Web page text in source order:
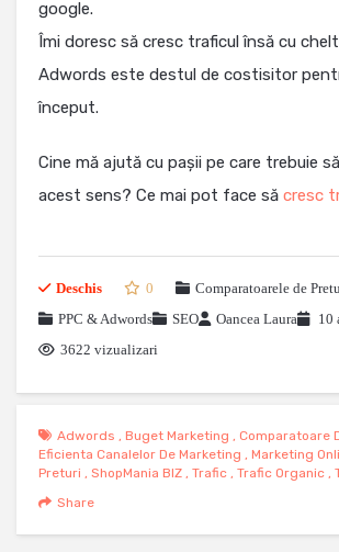
google.
Îmi doresc să cresc traficul însă cu
Adwords este destul de costisitor
început.
Cine mă ajută cu pașii pe care trebuie
acest sens? Ce mai pot face să cresc
Deschis 0 Comparatoarele de
PPC & Adwords
SEO Oancea Laura 10
3622 vizualizari
Adwords , Buget Marketing , Comparatoare
Eficienta Canalelor De Marketing , Marketing
Preturi , ShopMania BIZ , Trafic , Trafic Organic ,
Share